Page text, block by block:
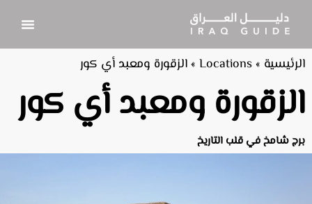
الرئيسية »
Locations
»الزقورة ومعبد أي كور
الزقورة ومعبد أي كور
برج شامخ في قلب التاريخ